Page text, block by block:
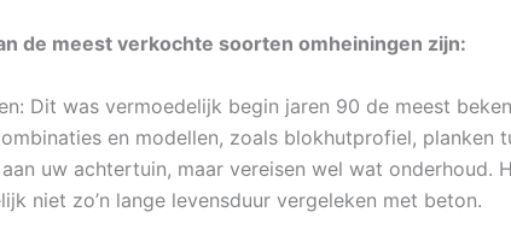
de meest verkochte soorten omheiningen zijn:
Dit was vermoedelijk begin jaren 90 de meest
en modellen, zoals blokhutprofiel,
uw achtertuin, maar vereisen wel wat
niet zo’n lange levensduur vergeleken met beton.